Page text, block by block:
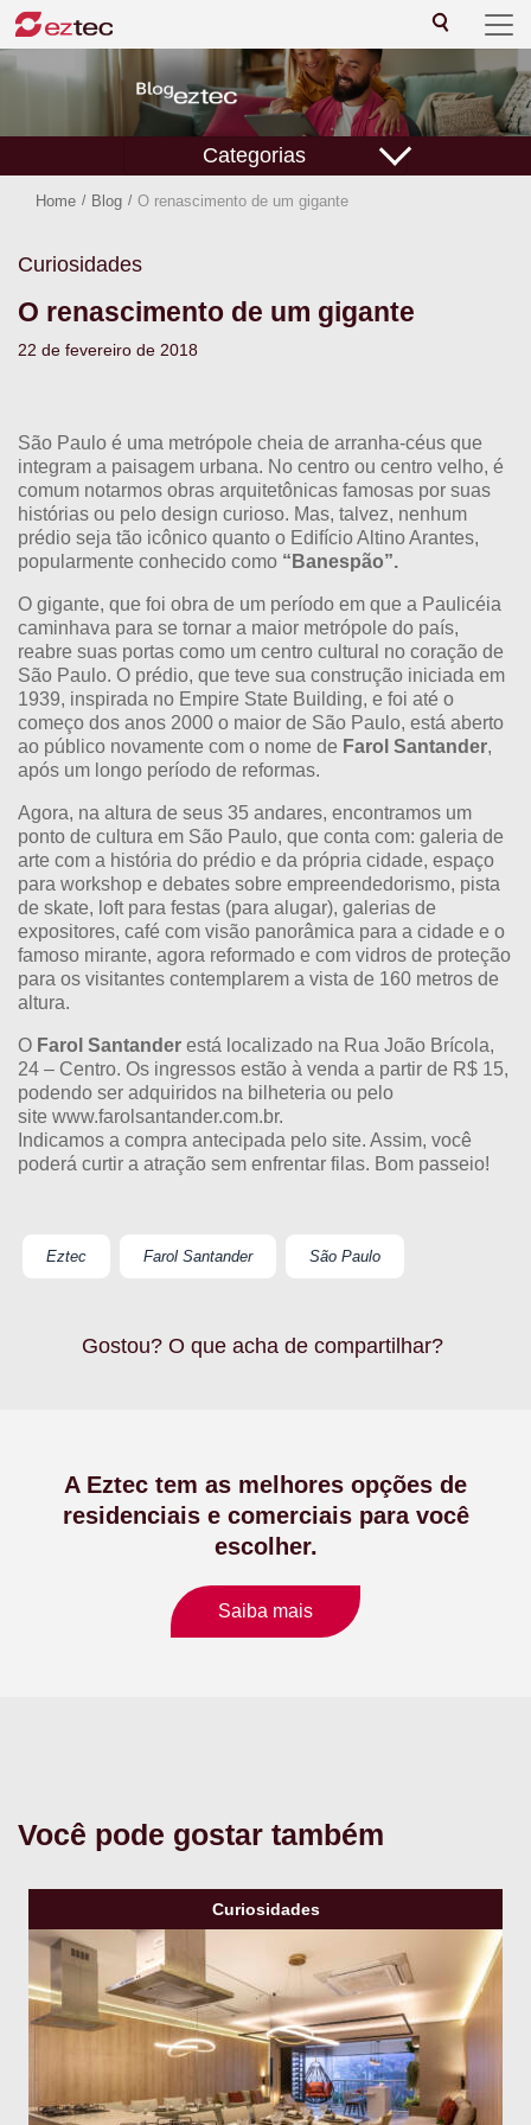
Categorias
Home / Blog / O renascimento de um gigante
Curiosidades
O renascimento de um gigante
22 de fevereiro de 2018
São Paulo é uma metrópole cheia de arranha-céus que
integram a paisagem urbana. No centro ou centro velho, é
comum notarmos obras arquitetônicas famosas por suas
histórias ou pelo design curioso. Mas, talvez, nenhum
prédio seja tão icônico quanto o Edifício Altino Arantes,
popularmente conhecido como “Banespão”.
O gigante, que foi obra de um período em que a Paulicéia
caminhava para se tornar a maior metrópole do país,
reabre suas portas como um centro cultural no coração de
São Paulo. O prédio, que teve sua construção iniciada em
1939, inspirada no Empire State Building, e foi até o
começo dos anos 2000 o maior de São Paulo, está aberto
ao público novamente com o nome de Farol Santander,
após um longo período de reformas.
Agora, na altura de seus 35 andares, encontramos um
ponto de cultura em São Paulo, que conta com: galeria de
arte com a história do prédio e da própria cidade, espaço
para workshop e debates sobre empreendedorismo, pista
de skate, loft para festas (para alugar), galerias de
expositores, café com visão panorâmica para a cidade e o
famoso mirante, agora reformado e com vidros de proteção
para os visitantes contemplarem a vista de 160 metros de
altura.
O Farol Santander está localizado na Rua João Brícola,
24 – Centro. Os ingressos estão à venda a partir de R$ 15,
podendo ser adquiridos na bilheteria ou pelo
site www.farolsantander.com.br.
Indicamos a compra antecipada pelo site. Assim, você
poderá curtir a atração sem enfrentar filas. Bom passeio!
Eztec Farol Santander São Paulo
Gostou? O que acha de compartilhar?
A Eztec tem as melhores opções de
residenciais e comerciais para você
escolher.
Saiba mais
Você pode gostar também
Curiosidades